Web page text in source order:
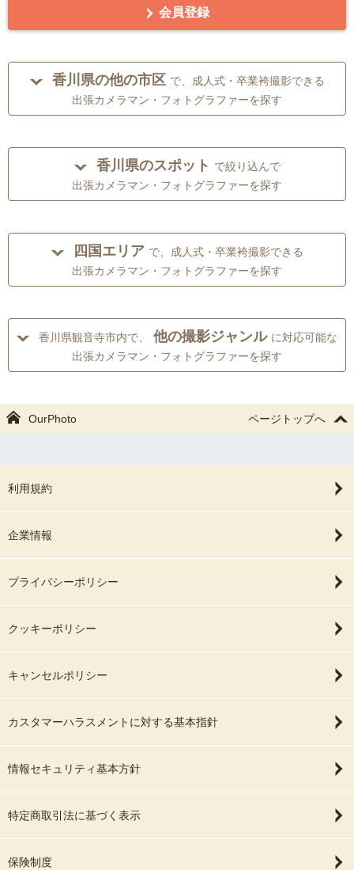
会員登録
香川県の他の市区 で、成人式・卒業袴撮影できる
出張カメラマン・フォトグラファーを探す
香川県のスポット で絞り込んで
出張カメラマン・フォトグラファーを探す
四国エリア で、成人式・卒業袴撮影できる
出張カメラマン・フォトグラファーを探す
香川県観音寺市内で、 他の撮影ジャンル に対応可能な
出張カメラマン・フォトグラファーを探す
OurPhoto ページトップへ
利用規約
企業情報
プライバシーポリシー
クッキーポリシー
キャンセルポリシー
カスタマーハラスメントに対する基本指針
情報セキュリティ基本方針
特定商取引法に基づく表示
保険制度